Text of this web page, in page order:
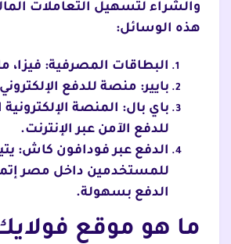
والشراء لتسهيل التعاملات
هذه الوسائل:
البطاقات المصرفية: فيزا،
بايير: منصة للدفع
باي بال: المنصة
للدفع الآمن عبر الإنترنت.
الدفع عبر فودافون كاش:
للمستخدمين داخل مصر
الدفع بسهولة.
ما هو موقع